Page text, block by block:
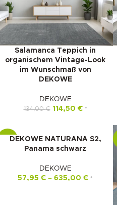
Salamanca Teppich in
organischem Vintage-Look
im Wunschmaß von
DEKOWE
DEKOWE
134,00€ 114,50 € *
-16%DEKOWE NATURANA S2,
Panama schwarz
DEKOWE
57,95 € – 635,00 € *